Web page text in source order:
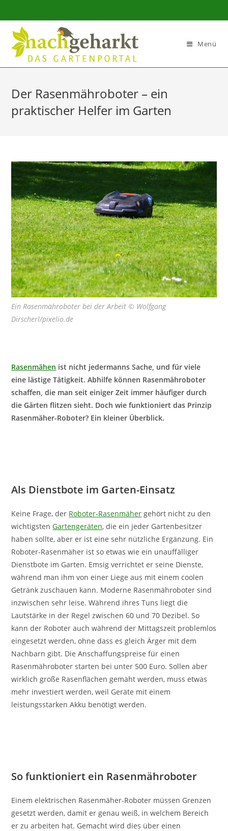
Sidebar-
Inhalt
Menü
Der Rasenmähroboter – ein
praktischer Helfer im Garten
Ein Rasenmähroboter bei der Arbeit © Wolfgang
Dirscherl/pixelio.de
Rasenmähen ist nicht jedermanns Sache, und für viele
eine lästige Tätigkeit. Abhilfe können Rasenmähroboter
schaffen, die man seit einiger Zeit immer häufiger durch
die Gärten flitzen sieht. Doch wie funktioniert das Prinzip
Rasenmäher-Roboter? Ein kleiner Überblick.
Als Dienstbote im Garten-Einsatz
Keine Frage, der Roboter-Rasenmäher gehört nicht zu den
wichtigstenGartengeräten, die ein jeder Gartenbesitzer
haben sollte, aber er ist eine sehr nützliche Ergänzung. Ein
Roboter-Rasenmäher ist so etwas wie ein unauffälliger
Dienstbote im Garten. Emsig verrichtet er seine Dienste,
während man ihm von einer Liege aus mit einem coolen
Getränk zuschauen kann. Moderne Rasenmähroboter sind
inzwischen sehr leise. Während ihres Tuns liegt die
Lautstärke in der Regel zwischen 60 und 70 Dezibel. So
kann der Roboter auch während der Mittagszeit problemlos
eingesetzt werden, ohne dass es gleich Ärger mit dem
Nachbarn gibt. Die Anschaffungspreise für einen
Rasenmähroboter starten bei unter 500 Euro. Sollen aber
wirklich große Rasenflächen gemäht werden, muss etwas
mehr investiert werden, weil Geräte mit einem
leistungsstarken Akku benötigt werden.
So funktioniert ein Rasenmähroboter
Einem elektrischen Rasenmäher-Roboter müssen Grenzen
gesetzt werden, damit er genau weiß, in welchem Bereich
er zu arbeiten hat. Gemacht wird dies über einen